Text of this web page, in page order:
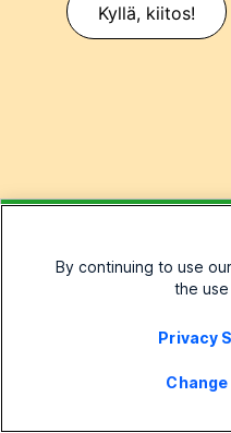
Kyllä, kiitos!
By continuing to use
the
Privacy